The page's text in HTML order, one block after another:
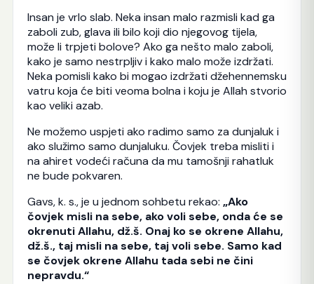
Insan je vrlo slab. Neka insan malo razmisli kad ga
zaboli zub, glava ili bilo koji dio njegovog tijela,
može li trpjeti bolove? Ako ga nešto malo zaboli,
kako je samo nestrpljiv i kako malo može izdržati.
Neka pomisli kako bi mogao izdržati džehennemsku
vatru koja će biti veoma bolna i koju je Allah stvorio
kao veliki azab.
Ne možemo uspjeti ako radimo samo za dunjaluk i
ako služimo samo dunjaluku. Čovjek treba misliti i
na ahiret vodeći računa da mu tamošnji rahatluk
ne bude pokvaren.
Gavs, k. s., je u jednom sohbetu rekao: „Ako
čovjek misli na sebe, ako voli sebe, onda će se
okrenuti Allahu, dž.š. Onaj ko se okrene Allahu,
dž.š., taj misli na sebe, taj voli sebe. Samo kad
se čovjek okrene Allahu tada sebi ne čini
nepravdu.“